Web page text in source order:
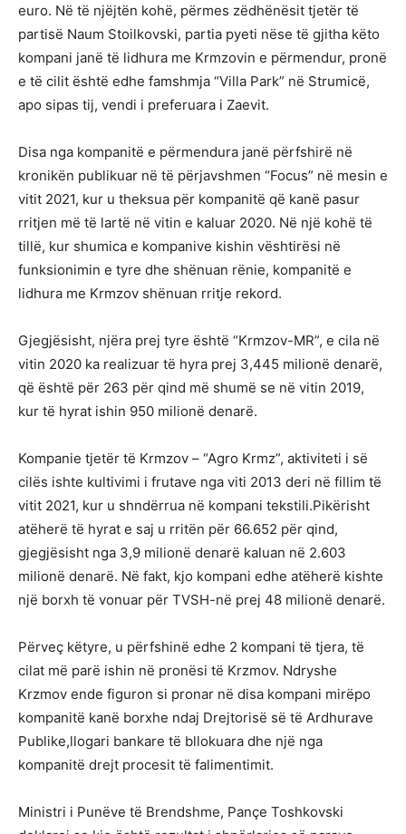
euro. Në të njëjtën kohë, përmes zëdhënësit tjetër të
partisë Naum Stoilkovski, partia pyeti nëse të gjitha këto
kompani janë të lidhura me Krmzovin e përmendur, pronë
e të cilit është edhe famshmja “Villa Park” në Strumicë,
apo sipas tij, vendi i preferuara i Zaevit.
Disa nga kompanitë e përmendura janë përfshirë në
kronikën publikuar në të përjavshmen “Focus” në mesin e
vitit 2021, kur u theksua për kompanitë që kanë pasur
rritjen më të lartë në vitin e kaluar 2020. Në një kohë të
tillë, kur shumica e kompanive kishin vështirësi në
funksionimin e tyre dhe shënuan rënie, kompanitë e
lidhura me Krmzov shënuan rritje rekord.
Gjegjësisht, njëra prej tyre është “Krmzov-MR”, e cila në
vitin 2020 ka realizuar të hyra prej 3,445 milionë denarë,
që është për 263 për qind më shumë se në vitin 2019,
kur të hyrat ishin 950 milionë denarë.
Kompanie tjetër të Krmzov – “Agro Krmz”, aktiviteti i së
cilës ishte kultivimi i frutave nga viti 2013 deri në fillim të
vitit 2021, kur u shndërrua në kompani tekstili.Pikërisht
atëherë të hyrat e saj u rritën për 66.652 për qind,
gjegjësisht nga 3,9 milionë denarë kaluan në 2.603
milionë denarë. Në fakt, kjo kompani edhe atëherë kishte
një borxh të vonuar për TVSH-në prej 48 milionë denarë.
Përveç këtyre, u përfshinë edhe 2 kompani të tjera, të
cilat më parë ishin në pronësi të Krzmov. Ndryshe
Krzmov ende figuron si pronar në disa kompani mirëpo
kompanitë kanë borxhe ndaj Drejtorisë së të Ardhurave
Publike,llogari bankare të bllokuara dhe një nga
kompanitë drejt procesit të falimentimit.
Ministri i Punëve të Brendshme, Pançe Toshkovski